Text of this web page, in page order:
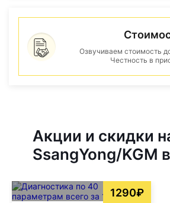
Озвучиваем стоимость
Честность в
Акции и скидки
SsangYong/KGM
1290₽